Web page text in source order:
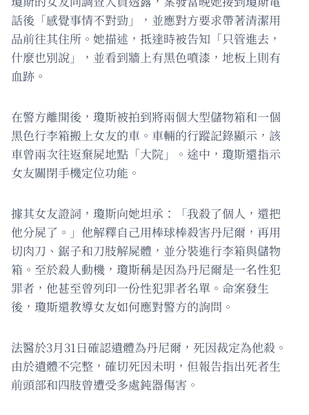
話後「感覺事情不對勁」，並應對方要求帶著清潔用
品前往其住所。她描述，抵達時被告知「只管進去，
什麼也別說」，並看到牆上有黑色噴漆，地板上則有
血跡。
在警方離開後，瓊斯被拍到將兩個大型儲物箱和一個
黑色行李箱搬上女友的車。車輛的行蹤記錄顯示，該
車曾兩次往返棄屍地點「大院」。途中，瓊斯還指示
女友關閉手機定位功能。
據其女友證詞，瓊斯向她坦承：「我殺了個人，還把
他分屍了。」他解釋自己用棒球棒殺害丹尼爾，再用
切肉刀、鋸子和刀肢解屍體，並分裝進行李箱與儲物
箱。至於殺人動機，瓊斯稱是因為丹尼爾是一名性犯
罪者，他甚至曾列印一份性犯罪者名單。命案發生
後，瓊斯還教導女友如何應對警方的詢問。
法醫於3月31日確認遺體為丹尼爾，死因裁定為他殺。
由於遺體不完整，確切死因未明，但報告指出死者生
前頭部和四肢曾遭受多處鈍器傷害。